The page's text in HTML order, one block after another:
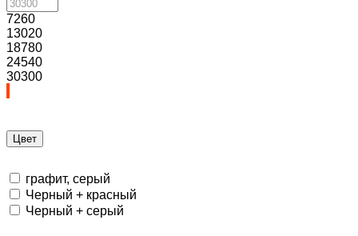
7260
13020
18780
24540
30300
Цвет
графит, серый
Черный + красный
Черный + серый